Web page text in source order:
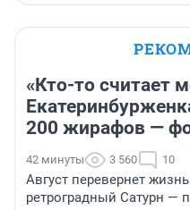
«Кто-то считает
200 жирафов —
42 минуты 3 560 10
Август перевернет
ретроградный Сатурн —